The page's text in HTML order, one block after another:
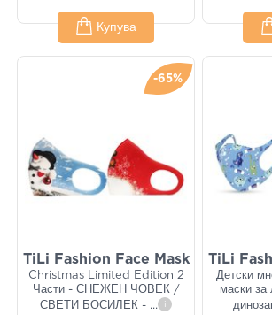
Купува
-65%
TiLi Fashion Face Mask
Christmas Limited Edition 2
Части - СНЕЖЕН ЧОВЕК /
СВЕТИ БОСИЛЕК - ... i
TiLi
Детски
маски за